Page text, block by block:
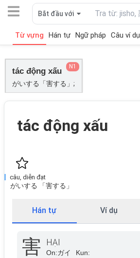
Bắt đầu với
Từ vựng Hán tự Ngữ pháp Câu ví dụ
tác động xấu
がいする「害する」;
N1
tác động xấu
câu, diễn đạt
がいする 「害する」
Hán tự Ví dụ
害 HẠI
On:ガイ Kun: